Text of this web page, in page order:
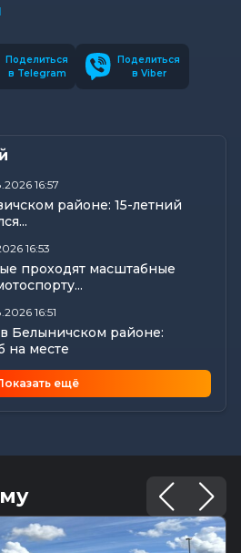
Поделиться
в Telegram
Поделиться
в Viber
16:57
районе: 15-летний
16:53
проходят масштабные
16:51
Белыничском районе:
на месте
области: без
из говядины, салат
06:30
на 9 августа:
судьбой
ещё